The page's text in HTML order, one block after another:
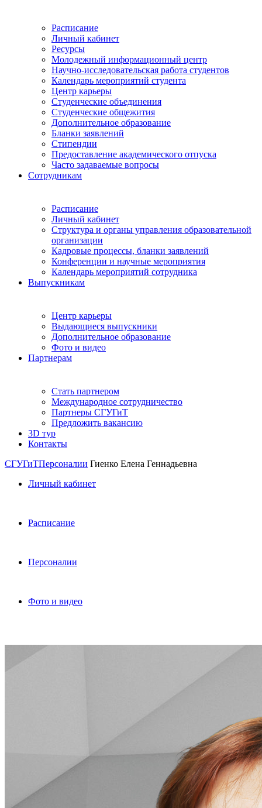
Расписание
Личный кабинет
Ресурсы
Молодежный информационный центр
Научно-исследовательская работа студентов
Календарь мероприятий студента
Центр карьеры
Студенческие объединения
Студенческие общежития
Дополнительное образование
Бланки заявлений
Стипендии
Предоставление академического отпуска
Часто задаваемые вопросы
Сотрудникам
Расписание
Личный кабинет
Структура и органы управления образовательной
организации
Кадровые процессы, бланки заявлений
Конференции и научные мероприятия
Календарь мероприятий сотрудника
Выпускникам
Центр карьеры
Выдающиеся выпускники
Дополнительное образование
Фото и видео
Партнерам
Стать партнером
Международное сотрудничество
Партнеры СГУГиТ
Предложить вакансию
3D тур
Контакты
СГУГиТПерсоналии Гиенко Елена Геннадьевна
Личный кабинет
Расписание
Персоналии
Фото и видео